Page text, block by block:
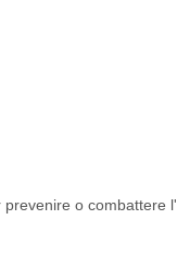
o combattere